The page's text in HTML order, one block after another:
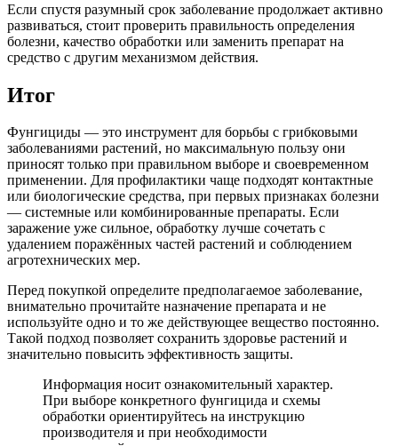
Если спустя разумный срок заболевание продолжает активно
развиваться, стоит проверить правильность определения
болезни, качество обработки или заменить препарат на
средство с другим механизмом действия.
Итог
Фунгициды — это инструмент для борьбы с грибковыми
заболеваниями растений, но максимальную пользу они
приносят только при правильном выборе и своевременном
применении. Для профилактики чаще подходят контактные
или биологические средства, при первых признаках болезни
— системные или комбинированные препараты. Если
заражение уже сильное, обработку лучше сочетать с
удалением поражённых частей растений и соблюдением
агротехнических мер.
Перед покупкой определите предполагаемое заболевание,
внимательно прочитайте назначение препарата и не
используйте одно и то же действующее вещество постоянно.
Такой подход позволяет сохранить здоровье растений и
значительно повысить эффективность защиты.
Информация носит ознакомительный характер.
При выборе конкретного фунгицида и схемы
обработки ориентируйтесь на инструкцию
производителя и при необходимости